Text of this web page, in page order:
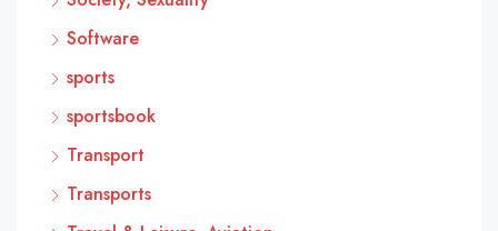
Software
sports
sportsbook
Transport
Transports